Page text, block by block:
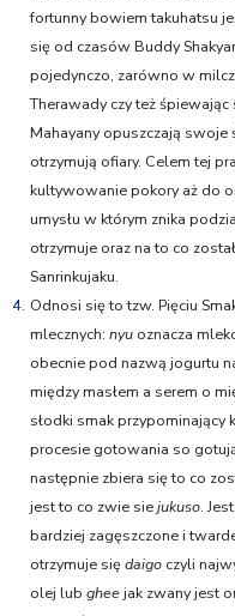
fortunny bowiem takuhatsu
się od czasów Buddy
pojedynczo, zarówno w
Therawady czy też
Mahayany opuszczają
otrzymują ofiary. Celem tej
kultywowanie pokory aż do
umysłu w którym znika
otrzymuje oraz na to co
Sanrinkujaku.
4. Odnosi się to tzw. Pięciu
mlecznych: nyu oznacza
obecnie pod nazwą jogurtu
między masłem a serem o
słodki smak przypominający
procesie gotowania so
następnie zbiera się to co
jest to co zwie siejukuso.
bardziej zagęszczone i
otrzymuje siędaigo czyli
olej lub gheejak zwany jest